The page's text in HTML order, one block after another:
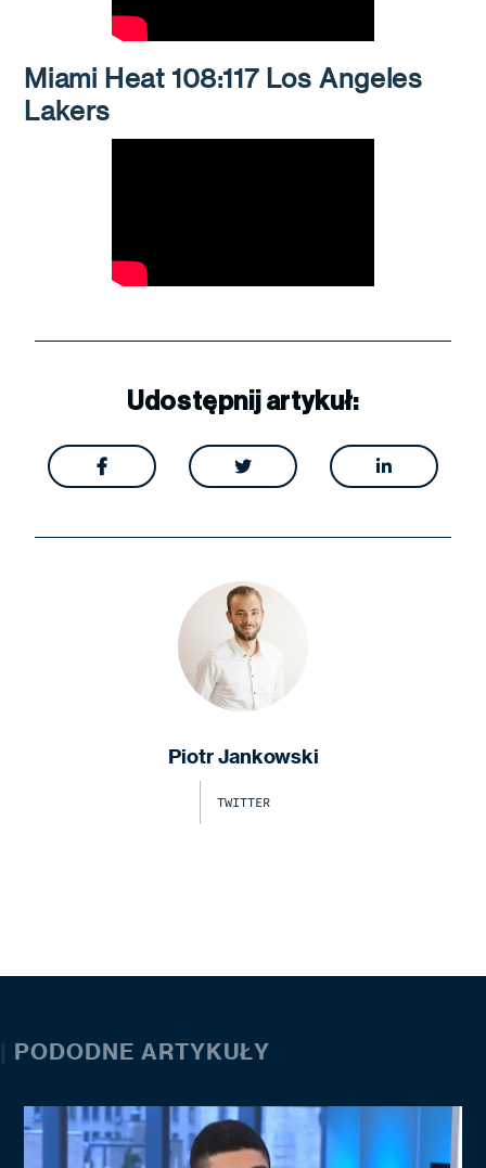
Miami Heat 108:117 Los Angeles
Lakers
Udostępnij artykuł:
  
Piotr Jankowski
TWITTER
| PODODNE ARTYKUŁY